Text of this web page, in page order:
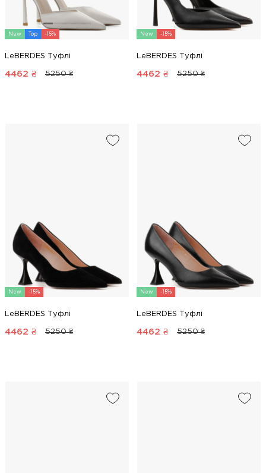
New Top -15%
LeBERDES Туфлі
4462 ₴ 5250 ₴
New -15%
LeBERDES Туфлі
4462 ₴ 5250 ₴
New -15%
LeBERDES Туфлі
4462 ₴ 5250 ₴
New -15%
LeBERDES Туфлі
4462 ₴ 5250 ₴